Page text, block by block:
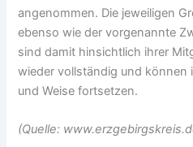
angenommen. Die jeweiligen
ebenso wie der vorgenannte
sind damit hinsichtlich ihrer
wieder vollständig und können
und Weise fortsetzen.
(Quelle: